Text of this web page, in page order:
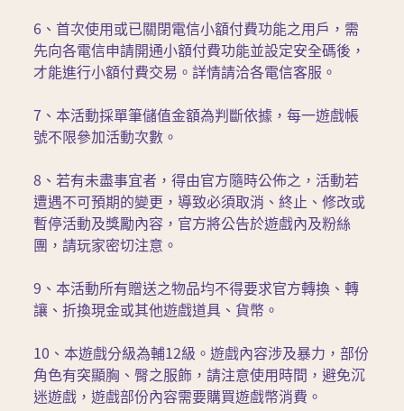
6、首次使用或已關閉電信小額付費功能之用戶，需
先向各電信申請開通小額付費功能並設定安全碼後，
才能進行小額付費交易。詳情請洽各電信客服。
7、本活動採單筆儲值金額為判斷依據，每一遊戲帳
號不限參加活動次數。
8、若有未盡事宜者，得由官方隨時公佈之，活動若
遭遇不可預期的變更，導致必須取消、終止、修改或
暫停活動及獎勵內容，官方將公告於遊戲內及粉絲
團，請玩家密切注意。
9、本活動所有贈送之物品均不得要求官方轉換、轉
讓、折換現金或其他遊戲道具、貨幣。
10、本遊戲分級為輔12級。遊戲內容涉及暴力，部份
角色有突顯胸、臀之服飾，請注意使用時間，避免沉
迷遊戲，遊戲部份內容需要購買遊戲幣消費。